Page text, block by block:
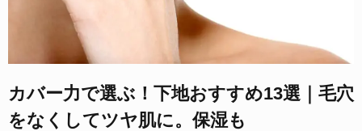
カバー力で選ぶ！下地おすすめ13選｜毛穴
をなくしてツヤ肌に。保湿も